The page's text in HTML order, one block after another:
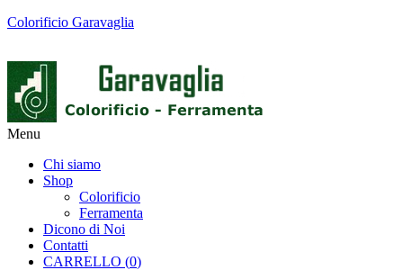
Colorificio Garavaglia
Menu
Chi siamo
Shop
Colorificio
Ferramenta
Dicono di Noi
Contatti
CARRELLO (0)